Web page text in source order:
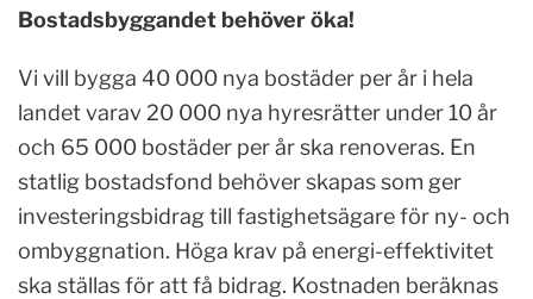
Bostadsbyggandet behöver öka!
Vi vill bygga 40 000 nya bostäder per år i hela
landet varav 20 000 nya hyresrätter under 10 år
och 65 000 bostäder per år ska renoveras. En
statlig bostadsfond behöver skapas som ger
investeringsbidrag till fastighetsägare för ny- och
ombyggnation. Höga krav på energi-effektivitet
ska ställas för att få bidrag. Kostnaden beräknas